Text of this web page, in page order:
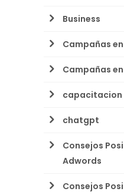
Business
Campañas
Campañas
capacitacion
chatgpt
Consejos
Adwords
Consejos